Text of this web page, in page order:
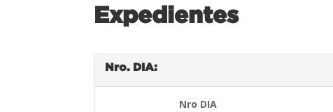
Expedientes
Nro. DIA:
Nro DIA